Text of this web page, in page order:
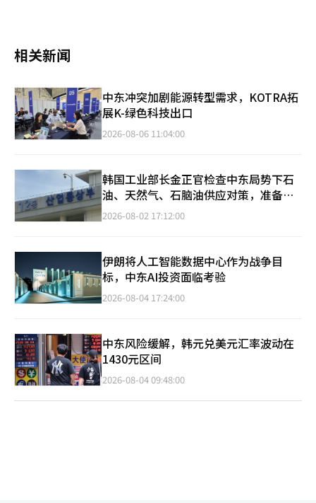
相关新闻
中东冲突加剧能源转型需求，KOTRA拓
展K-绿色科技出口
2026-08-06 11:04:00
韩国工业部长金正官检查中东局势下石
油、天然气、石脑油供应对策，准备启
动储备油互换
2026-08-02 17:12:00
伊朗将人工智能数据中心作为战争目
标，中东AI投资面临考验
2026-08-04 17:24:00
中东风险缓解，韩元兑美元汇率波动在
1430元区间
2026-08-04 09:48:00